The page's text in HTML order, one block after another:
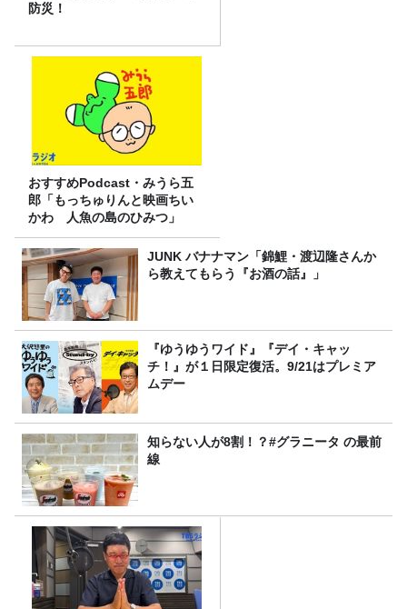
防災！
おすすめPodcast・みうら五
郎「もっちゅりんと映画ちい
かわ 人魚の島のひみつ」
JUNK バナナマン「錦鯉・渡辺隆さんか
ら教えてもらう『お酒の話』」
『ゆうゆうワイド』『デイ・キャッ
チ！』が１日限定復活。9/21はプレミア
ムデー
知らない人が8割！？#グラニータ の最前
線